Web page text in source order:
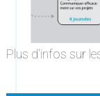
Plus d'infos sur